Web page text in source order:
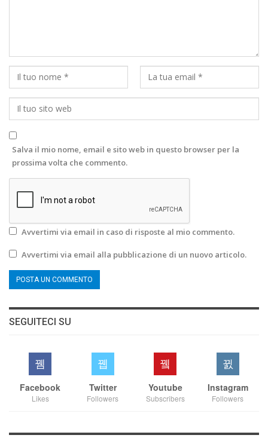
Salva il mio nome, email e sito web in questo browser per la
prossima volta che commento.
Avvertimi via email in caso di risposte al mio commento.
Avvertimi via email alla pubblicazione di un nuovo articolo.
SEGUITECI SU
Facebook
Likes
Twitter
Followers
Youtube
Subscribers
Instagram
Followers